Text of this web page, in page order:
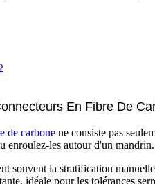
En Fibre De
de carbone ne consiste pas
enroulez-les autour d'un
souvent la stratification
idéale pour les tolérances